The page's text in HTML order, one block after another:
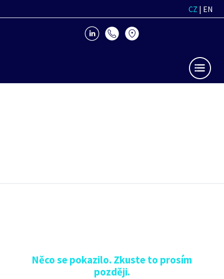
CZ | EN
Něco se pokazilo. Zkuste to prosím
později.